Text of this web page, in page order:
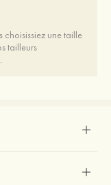
choisissiez une taille
tailleurs